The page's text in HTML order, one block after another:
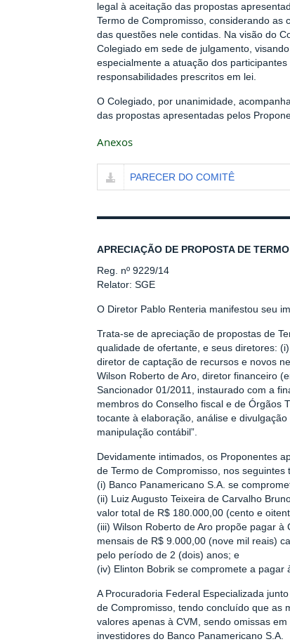
legal à aceitação das propostas
Termo de Compromisso, considerando
das questões nele contidas. Na visão do
Colegiado em sede de julgamento,
especialmente a atuação dos
responsabilidades prescritos em lei.
O Colegiado, por unanimidade,
das propostas apresentadas pelos
Anexos
PARECER DO COMITÊ
APRECIAÇÃO DE PROPOSTA DE
Reg. nº 9229/14
Relator: SGE
O Diretor Pablo Renteria manifestou seu
Trata-se de apreciação de propostas de
qualidade de ofertante, e seus diretores:
diretor de captação de recursos e novos
Wilson Roberto de Aro, diretor financeiro
Sancionador 01/2011, instaurado com a
membros do Conselho fiscal e de Órgãos
tocante à elaboração, análise e
manipulação contábil”.
Devidamente intimados, os Proponentes
de Termo de Compromisso, nos seguintes
(i) Banco Panamericano S.A. se
(ii) Luiz Augusto Teixeira de Carvalho
valor total de R$ 180.000,00 (cento e
(iii) Wilson Roberto de Aro propõe pagar
mensais de R$ 9.000,00 (nove mil reais)
pelo período de 2 (dois) anos; e
(iv) Elinton Bobrik se compromete a pagar
A Procuradoria Federal Especializada
de Compromisso, tendo concluído que as
valores apenas à CVM, sendo omissas
investidores do Banco Panamericano S.A.